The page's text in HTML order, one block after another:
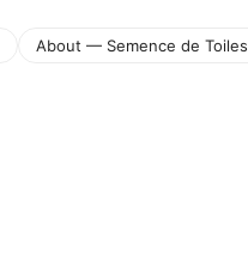
About — Semence de Toiles